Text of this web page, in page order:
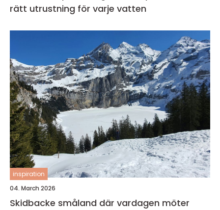
rätt utrustning för varje vatten
inspiration
04. March 2026
Skidbacke småland där vardagen möter